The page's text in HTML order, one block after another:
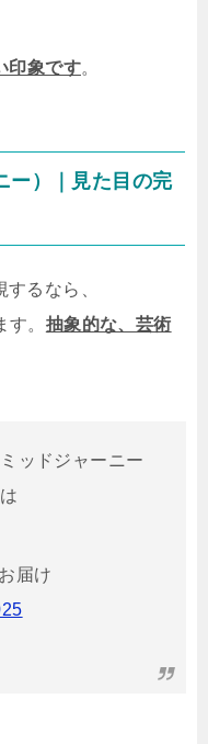
印象です。
）｜見た目の完
るなら、
。 抽象的な、芸術
ッドジャーニー
届け